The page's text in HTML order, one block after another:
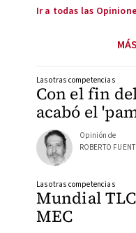
Ir a todas las
Con el fin
acabó el
Las otras competencias
Opinión de
ROBERTO
Mundial
MEC
Las otras competencias